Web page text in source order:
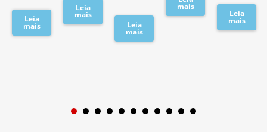
Leia
mais
Leia
mais
Leia
mais
mais
Leia
mais
1 2 3